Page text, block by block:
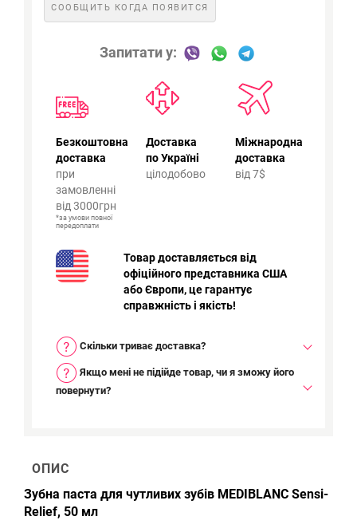
СООБЩИТЬ КОГДА ПОЯВИТСЯ
Запитати у:
Безкоштовна
доставка
при
замовленні
від 3000грн
*за умови повної
передоплати
Доставка
по Україні
цілодобово
Міжнародна
доставка
від 7$
Товар доставляється від
офіційного представника США
або Європи, це гарантує
справжність і якість!
Скільки триває доставка?
Якщо мені не підійде товар, чи я зможу його
повернути?
ОПИС
Зубна паста для чутливих зубів MEDIBLANC Sensi-
Relief, 50 мл